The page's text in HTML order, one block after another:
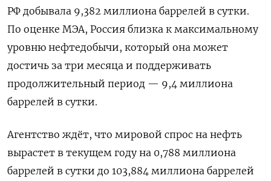
РФ добывала 9,382 миллиона баррелей в сутки.
По оценке МЭА, Россия близка к максимальному
уровню нефтедобычи, который она может
достичь за три месяца и поддерживать
продолжительный период — 9,4 миллиона
баррелей в сутки.
Агентство ждёт, что мировой спрос на нефть
вырастет в текущем году на 0,788 миллиона
баррелей в сутки до 103,884 миллиона баррелей